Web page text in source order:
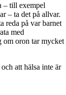
– till exempel
– ta det på allvar.
reda på var barnet
med
om oron tar mycket
att hälsa inte är